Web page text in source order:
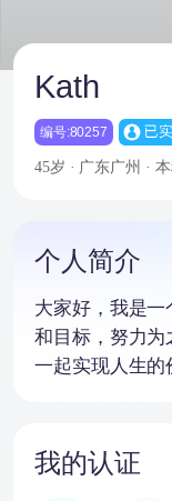
Kath
编号:80257
45岁 · 广东广州 ·
个人简介
大家好，我是
和目标，努力为
一起实现人生的
我的认证